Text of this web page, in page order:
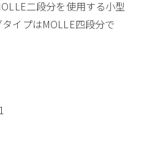
二段分を使用する小型
イプはMOLLE四段分で